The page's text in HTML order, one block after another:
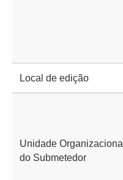
Local de edição
Unidade Organizacional
do Submetedor